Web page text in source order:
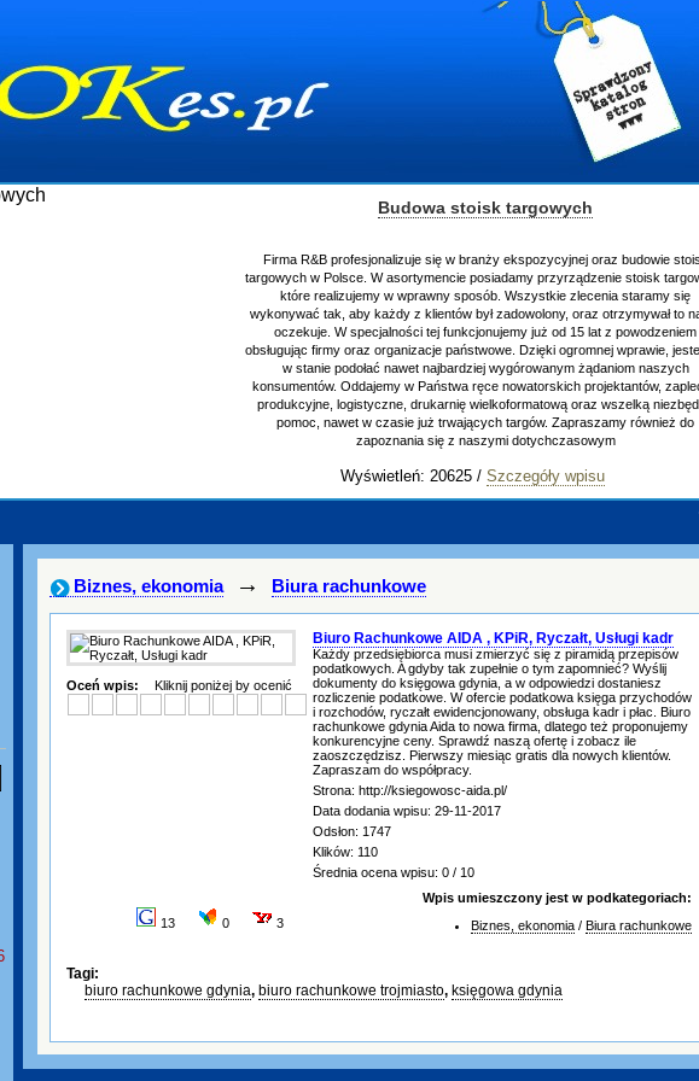
Budowa stoisk targowych
Firma R&B profesjonalizuje się w branży ekspozycyjnej oraz budowie
targowych w Polsce. W asortymencie posiadamy przyrządzenie stoisk
które realizujemy w wprawny sposób. Wszystkie zlecenia staramy się
wykonywać tak, aby każdy z klientów był zadowolony, oraz otrzymywał to
oczekuje. W specjalności tej funkcjonujemy już od 15 lat z powodzeniem
obsługując firmy oraz organizacje państwowe. Dzięki ogromnej wprawie,
w stanie podołać nawet najbardziej wygórowanym żądaniom naszych
konsumentów. Oddajemy w Państwa ręce nowatorskich projektantów,
produkcyjne, logistyczne, drukarnię wielkoformatową oraz wszelką
pomoc, nawet w czasie już trwających targów. Zapraszamy również do
zapoznania się z naszymi dotychczasowym
Wyświetleń: 20625 / Szczegóły wpisu
Biznes, ekonomia → Biura rachunkowe
Oceń wpis: Kliknij poniżej by ocenić
Biuro Rachunkowe AIDA , KPiR, Ryczałt, Usługi kadr
Każdy przedsiębiorca musi zmierzyć się z piramidą przepisów
podatkowych. A gdyby tak zupełnie o tym zapomnieć? Wyślij
dokumenty do księgowa gdynia, a w odpowiedzi dostaniesz
rozliczenie podatkowe. W ofercie podatkowa księga przychodów
i rozchodów, ryczałt ewidencjonowany, obsługa kadr i płac. Biuro
rachunkowe gdynia Aida to nowa firma, dlatego też proponujemy
konkurencyjne ceny. Sprawdź naszą ofertę i zobacz ile
zaoszczędzisz. Pierwszy miesiąc gratis dla nowych klientów.
Zapraszam do współpracy.
Strona: http://ksiegowosc-aida.pl/
Data dodania wpisu: 29-11-2017
Odsłon: 1747
Klików: 110
Średnia ocena wpisu: 0 / 10
13 0 3
Wpis umieszczony jest w podkategoriach:
Biznes, ekonomia / Biura rachunkowe
Tagi:
biuro rachunkowe gdynia, biuro rachunkowe trojmiasto, księgowa gdynia